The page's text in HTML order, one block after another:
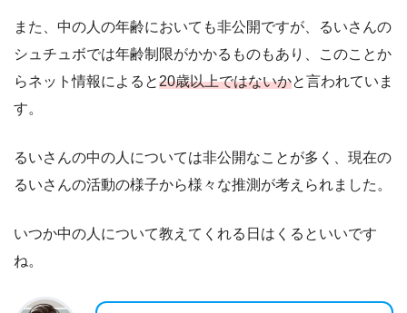
また、中の人の年齢においても非公開ですが、るいさんの
シュチュボでは年齢制限がかかるものもあり、このことか
らネット情報によると20歳以上ではないかと言われていま
す。
るいさんの中の人については非公開なことが多く、現在の
るいさんの活動の様子から様々な推測が考えられました。
いつか中の人について教えてくれる日はくるといいです
ね。